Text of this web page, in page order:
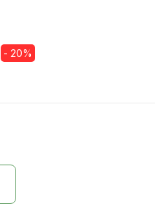
- 20%